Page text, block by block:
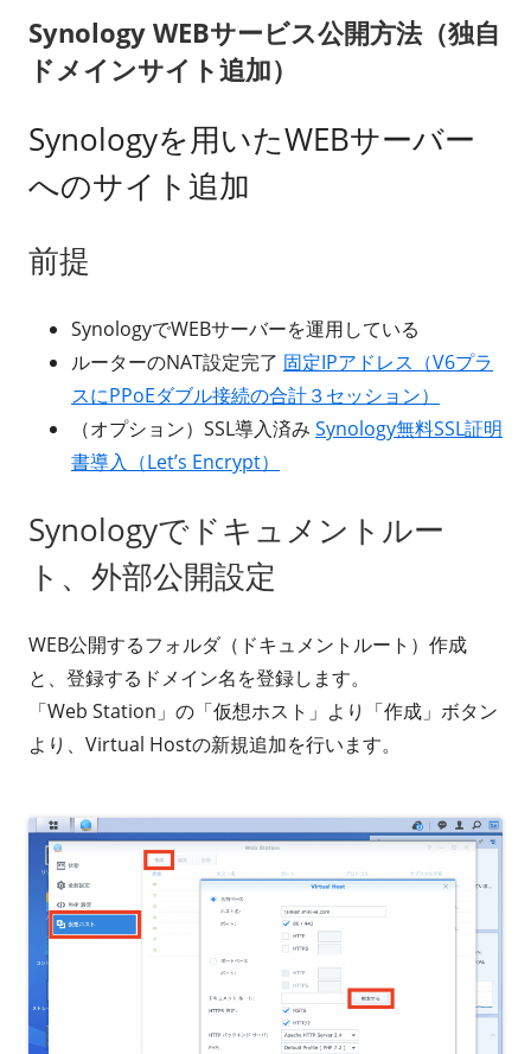
ゴ
リ
Synology WEBサービス公開方法（独自
ドメインサイト追加）
Synologyを用いたWEBサーバー
へのサイト追加
前提
SynologyでWEBサーバーを運用している
ルーターのNAT設定完了 固定IPアドレス（V6プラ
スにPPoEダブル接続の合計３セッション）
（オプション）SSL導入済み Synology無料SSL証明
書導入（Let’s Encrypt）
Synologyでドキュメントルー
ト、外部公開設定
WEB公開するフォルダ（ドキュメントルート）作成
と、登録するドメイン名を登録します。
「Web Station」の「仮想ホスト」より「作成」ボタン
より、Virtual Hostの新規追加を行います。